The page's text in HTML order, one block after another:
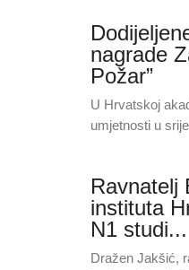
nagrade
Požar”
U Hrvatskoj
umjetnosti u
Ravnatelj
instituta
N1 studi...
Dražen Jakšić,